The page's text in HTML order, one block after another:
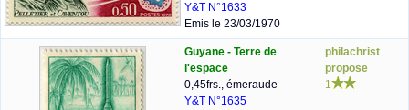
Y&T N°1633
Emis le 23/03/1970
Guyane - Terre de
l'espace
0,45frs., émeraude
Y&T N°1635
philachrist
propose
1